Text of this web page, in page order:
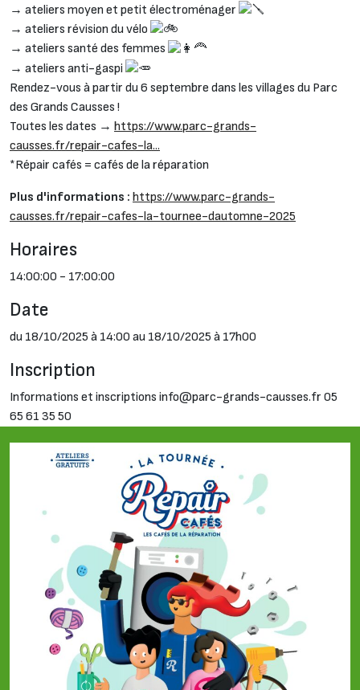
→ ateliers moyen et petit électroménager
→ ateliers révision du vélo
→ ateliers santé des femmes
→ ateliers anti-gaspi
Rendez-vous à partir du 6 septembre dans les villages du Parc
des Grands Causses !
Toutes les dates → https://www.parc-grands-
causses.fr/repair-cafes-la...
*Répair cafés = cafés de la réparation
Plus d'informations : https://www.parc-grands-
causses.fr/repair-cafes-la-tournee-dautomne-2025
Horaires
14:00:00 - 17:00:00
Date
du 18/10/2025 à 14:00 au 18/10/2025 à 17h00
Inscription
Informations et inscriptions info@parc-grands-causses.fr 05
65 61 35 50